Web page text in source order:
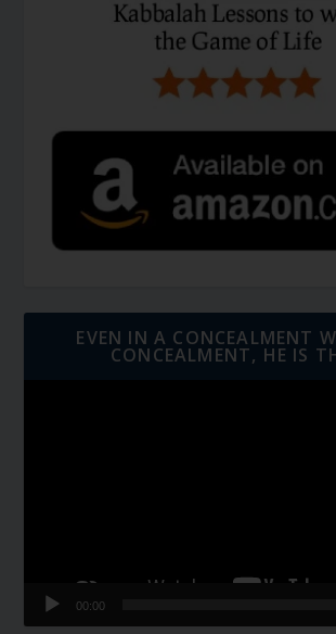
EVEN IN A CONCEALMENT
CONCEALMENT, HE IS
00:00